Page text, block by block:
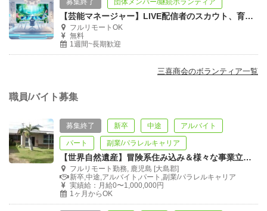
募集終了 団体メンバー/継続ボランティア
【芸能マネージャー】LIVE配信者のスカウト、育成【人の世話、話聞くのが好き】
フルリモートOK
無料
1週間~長期歓迎
三喜商会のボランティア一覧
職員/バイト募集
募集終了 新卒 中途 アルバイト
パート 副業/パラレルキャリア
【世界自然遺産】冒険系住み込み＆様々な事業立ち上げのお手伝い【徳之島】
フルリモート勤務, 鹿児島 [大島郡]
新卒,中途,アルバイト,パート,副業/パラレルキャリア
実績給：月給0〜1,000,000円
1ヶ月からOK